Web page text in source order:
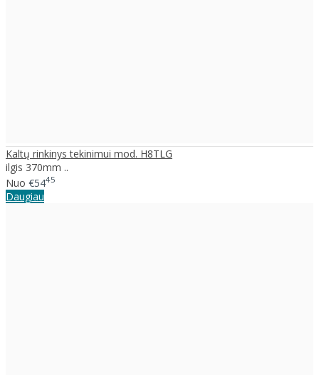
Kaltų rinkinys tekinimui mod. H8TLG
ilgis 370mm ..
Nuo €5445
Daugiau